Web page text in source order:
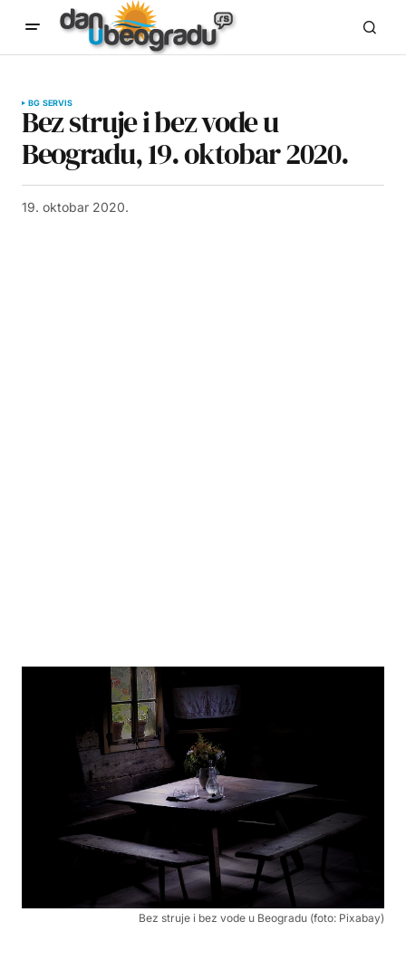
BG SERVIS
Bez struje i bez vode u
Beogradu, 19. oktobar 2020.
19. oktobar 2020.
Bez struje i bez vode u Beogradu (foto: Pixabay)